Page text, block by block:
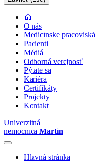
O nás
Medicínske pracoviská
Pacienti
Médiá
Odborná verejnosť
Pýtate sa
Kariéra
Certifikáty
Projekty
Kontakt
Univerzitná
nemocnica Martin
Hlavná stránka